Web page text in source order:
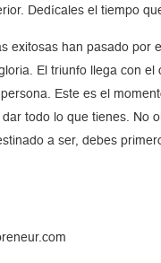
Dedícales el tiempo
exitosas han pasado por
El triunfo llega con el
Este es el
todo lo que tienes. No
a ser, debes